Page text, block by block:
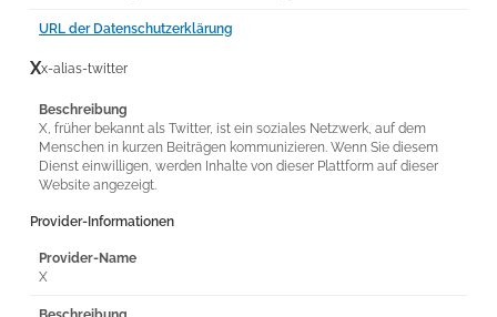
URL der Datenschutzerklärung
Xx-alias-twitter
Beschreibung
X, früher bekannt als Twitter, ist ein soziales Netzwerk, auf dem
Menschen in kurzen Beiträgen kommunizieren. Wenn Sie diesem
Dienst einwilligen, werden Inhalte von dieser Plattform auf dieser
Website angezeigt.
Provider-Informationen
Provider-Name
X